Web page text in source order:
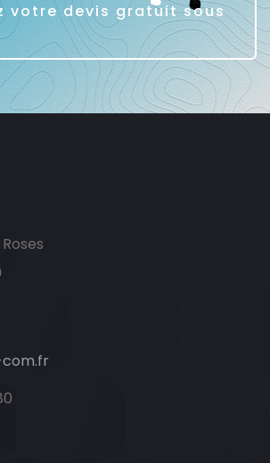
votre devis gratuit sous